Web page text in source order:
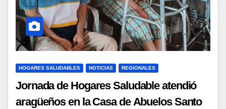
HOGARES SALUDABLES NOTICIAS REGIONALES
Jornada de Hogares Saludable atendió
aragüeños en la Casa de Abuelos Santo